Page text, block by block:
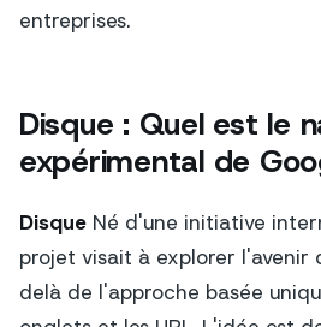
entreprises.
Disque : Quel est le
expérimental de
Disque Né d'une initiative
projet visait à explorer l'avenir
delà de l'approche basée